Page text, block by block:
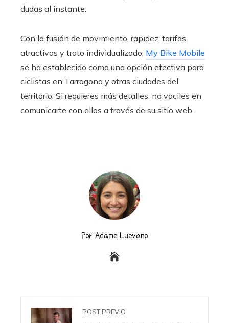
dudas al instante.
Con la fusión de movimiento, rapidez, tarifas
atractivas y trato individualizado, My Bike Mobile
se ha establecido como una opción efectiva para
ciclistas en Tarragona y otras ciudades del
territorio. Si requieres más detalles, no vaciles en
comunicarte con ellos a través de su sitio web.
Por Adame Luevano
POST PREVIO